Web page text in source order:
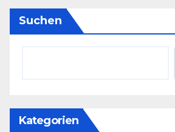
Suchen
Kategorien